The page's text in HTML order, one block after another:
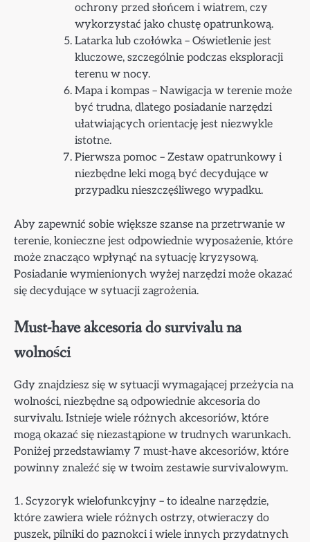
ochrony przed słońcem i wiatrem, czy
wykorzystać jako chustę opatrunkową.
Latarka lub czołówka – Oświetlenie jest
kluczowe, szczególnie podczas eksploracji
terenu w nocy.
Mapa i kompas – Nawigacja w terenie może
być trudna, dlatego posiadanie narzędzi
ułatwiających orientację jest niezwykle
istotne.
Pierwsza pomoc – Zestaw opatrunkowy i
niezbędne leki mogą być decydujące w
przypadku nieszczęśliwego wypadku.
Aby zapewnić sobie większe szanse na przetrwanie w
terenie, konieczne jest odpowiednie wyposażenie, które
może znacząco wpłynąć na sytuację kryzysową.
Posiadanie wymienionych wyżej narzędzi może okazać
się decydujące w sytuacji zagrożenia.
Must-have akcesoria do survivalu na
wolności
Gdy znajdziesz się w sytuacji wymagającej przeżycia na
wolności, niezbędne są odpowiednie akcesoria do
survivalu. Istnieje wiele różnych akcesoriów, które
mogą okazać się niezastąpione w trudnych warunkach.
Poniżej przedstawiamy 7 must-have akcesoriów, które
powinny znaleźć się w twoim zestawie survivalowym.
1. Scyzoryk wielofunkcyjny – to idealne narzędzie,
które zawiera wiele różnych ostrzy, otwieraczy do
puszek, pilniki do paznokci i wiele innych przydatnych